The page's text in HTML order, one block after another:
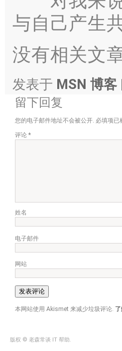
与自己产生
没有相关文
发表于 MSN 博客 |
留下回复
您的电子邮件地址不会被公开. 必填项已
评论 *
姓名
电子邮件
网站
本网站使用 Akismet 来减少垃圾评论.
版权 © 老森常谈 IT 帮助.